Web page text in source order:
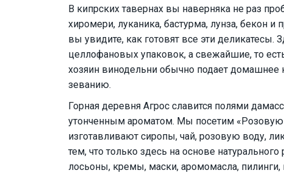
В кипрских тавернах вы наверняка не раз
хиромери, луканика, бастурма, лунза, бекон
вы увидите, как готовят все эти
целлофановых упаковок, а свежайшие, то
хозяин винодельни обычно подает
зеванию.
Горная деревня Агрос славится полями
утонченным ароматом. Мы посетим «Розовую
изготавливают сиропы, чай, розовую воду,
тем, что только здесь на основе
лосьоны, кремы, маски, аромомасла,